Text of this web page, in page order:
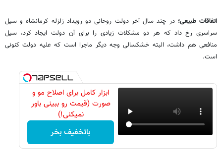
اتفاقات طبیعی؛ در چند سال آخر دولت روحانی دو رویداد زلزله کرمانشاه و سیل
سراسری رخ داد که هر دو مشکلات زیادی را برای آن دولت ایجاد کرد، سیل
منافعی هم داشت، البته خشکسالی وجه دیگر ماجرا است که علیه دولت کنونی
است.
ابزار کامل برای اصلاح مو و
صورت (قیمت رو ببینی باور
نمیکنی!)
باتخفیف بخر